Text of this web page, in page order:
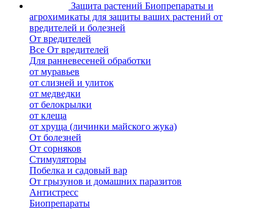
Защита растений Биопрепараты и
агрохимикаты для защиты ваших растений от
вредителей и болезней
От вредителей
Все От вредителей
Для ранневесеней обработки
от муравьев
от слизней и улиток
от медведки
от белокрылки
от клеща
от хруща (личинки майского жука)
От болезней
От сорняков
Стимуляторы
Побелка и садовый вар
От грызунов и домашних паразитов
Антистресс
Биопрепараты